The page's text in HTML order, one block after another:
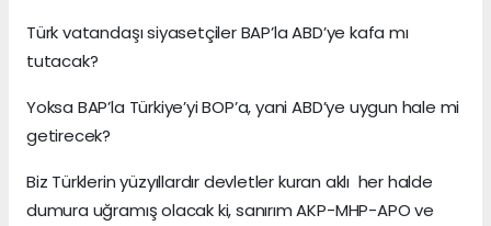
Türk vatandaşı siyasetçiler BAP’la ABD’ye kafa mı
tutacak?
Yoksa BAP’la Türkiye’yi BOP’a, yani ABD’ye uygun hale mi
getirecek?
Biz Türklerin yüzyıllardır devletler kuran aklı her halde
dumura uğramış olacak ki, sanırım AKP-MHP-APO ve